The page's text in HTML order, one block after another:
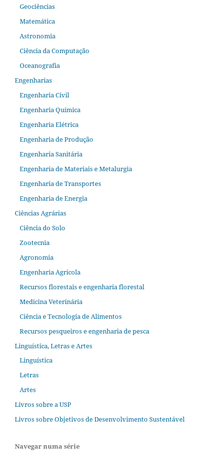
Geociências
Matemática
Astronomia
Ciência da Computação
Oceanografia
Engenharias
Engenharia Civil
Engenharia Química
Engenharia Elétrica
Engenharia de Produção
Engenharia Sanitária
Engenharia de Materiais e Metalurgia
Engenharia de Transportes
Engenharia de Energia
Ciências Agrárias
Ciência do Solo
Zootecnia
Agronomia
Engenharia Agrícola
Recursos florestais e engenharia florestal
Medicina Veterinária
Ciência e Tecnologia de Alimentos
Recursos pesqueiros e engenharia de pesca
Linguística, Letras e Artes
Linguística
Letras
Artes
Livros sobre a USP
Livros sobre Objetivos de Desenvolvimento Sustentável
Navegar numa série